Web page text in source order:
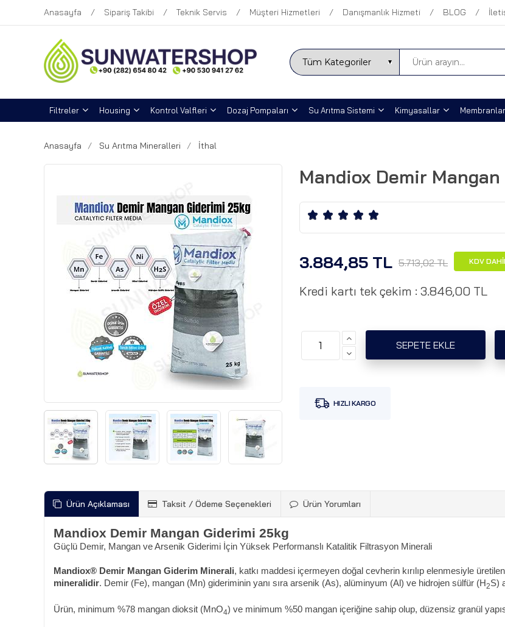
Anasayfa Sipariş Takibi Teknik Servis Müşteri Hizmetleri Danışmanlık Hizmeti BLOG
Filtreler Housing Kontrol Valfleri Dozaj Pompaları Su Arıtma Sistemi Kimyasallar Membranlar
Anasayfa Su Arıtma Mineralleri İthal
Mandiox Demir
3.884,85 TL 5.713,02 TL KDV
Kredi kartı tek çekim : 3.846,00 TL
Ürün Açıklaması Taksit / Ödeme Seçenekleri Ürün Yorumları
Mandiox Demir Mangan Giderimi 25kg
Güçlü Demir, Mangan ve Arsenik Giderimi İçin Yüksek Performanslı Katalitik Filtrasyon Minerali
Mandiox® Demir Mangan Giderim Minerali, katkı maddesi içermeyen doğal cevherin kırılıp elenmesiyle
mineralidir. Demir (Fe), mangan (Mn) gideriminin yanı sıra arsenik (As), alüminyum (Al) ve hidrojen sülfür (H2S)
Ürün, minimum %78 mangan dioksit (MnO4) ve minimum %50 mangan içeriğine sahip olup, düzensiz granül